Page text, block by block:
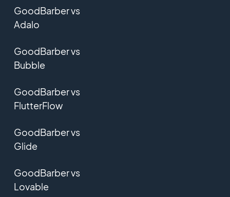
GoodBarber vs
Adalo
GoodBarber vs
Bubble
GoodBarber vs
FlutterFlow
GoodBarber vs
Glide
GoodBarber vs
Lovable